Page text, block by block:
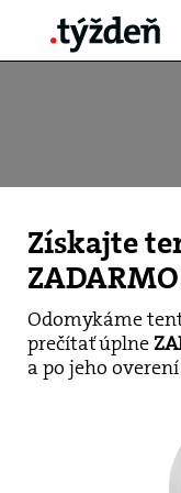
Získajte
Odomykáme
prečítať úplne
a po jeho
Mika a